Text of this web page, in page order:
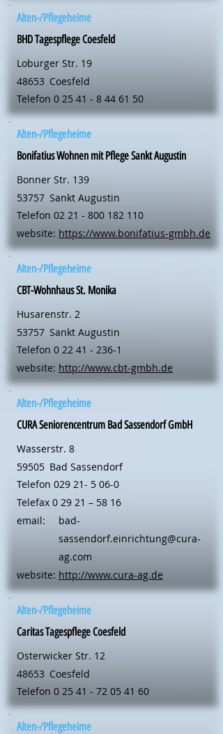
Alten-/Pflegeheime
BHD Tagespflege Coesfeld
Loburger Str. 19
48653 Coesfeld
Telefon 0 25 41 - 8 44 61 50
Alten-/Pflegeheime
Bonifatius Wohnen mit Pflege Sankt Augustin
Bonner Str. 139
53757 Sankt Augustin
Telefon 02 21 - 800 182 110
website: https://www.bonifatius-gmbh.de
Alten-/Pflegeheime
CBT-Wohnhaus St. Monika
Husarenstr. 2
53757 Sankt Augustin
Telefon 0 22 41 - 236-1
website: http://www.cbt-gmbh.de
Alten-/Pflegeheime
CURA Seniorencentrum Bad Sassendorf GmbH
Wasserstr. 8
59505 Bad Sassendorf
Telefon 029 21- 5 06-0
Telefax 0 29 21 – 58 16
email:
website:
bad-
sassendorf.einrichtung@cura-
ag.com
http://www.cura-ag.de
Alten-/Pflegeheime
Caritas Tagespflege Coesfeld
Osterwicker Str. 12
48653 Coesfeld
Telefon 0 25 41 - 72 05 41 60
Alten-/Pflegeheime